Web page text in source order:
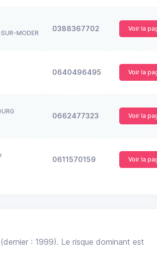
MODER
0388367702 Voir la
0640496495 Voir la
0662477323 Voir la
0611570159 Voir la
(dernier : 1999). Le risque dominant est